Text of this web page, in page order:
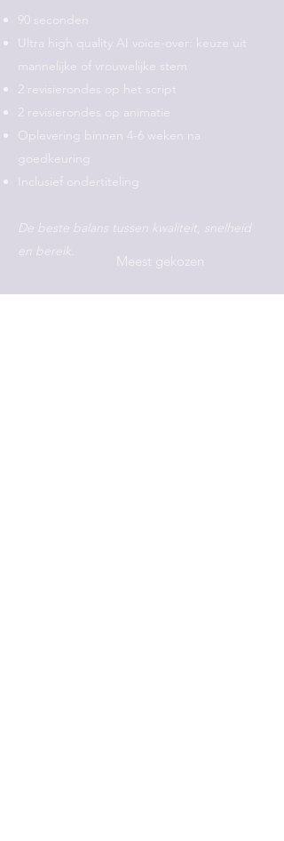
90 seconden
Ultra high quality AI voice-over: keuze uit
mannelijke of vrouwelijke stem
2 revisierondes op het script
2 revisierondes op animatie
Oplevering binnen 4-6 weken na
goedkeuring
Inclusief ondertiteling
De beste balans tussen kwaliteit, snelheid
en bereik.
Meest gekozen